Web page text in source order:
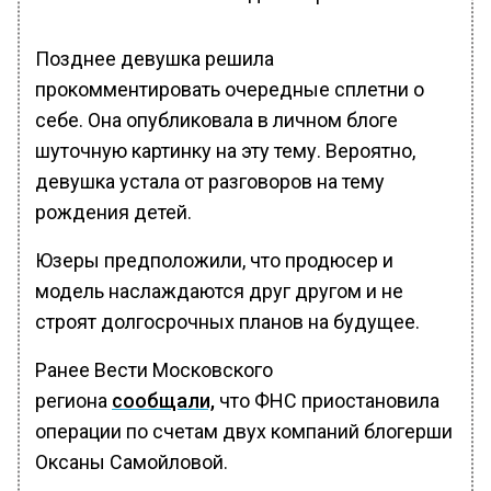
Позднее девушка решила
прокомментировать очередные сплетни о
себе. Она опубликовала в личном блоге
шуточную картинку на эту тему. Вероятно,
девушка устала от разговоров на тему
рождения детей.
Юзеры предположили, что продюсер и
модель наслаждаются друг другом и не
строят долгосрочных планов на будущее.
Ранее Вести Московского
региона сообщали, что ФНС приостановила
операции по счетам двух компаний блогерши
Оксаны Самойловой.